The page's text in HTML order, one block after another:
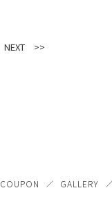
NEXT >>
COUPON GALLERY